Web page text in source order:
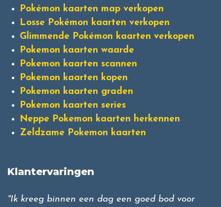
Pokémon kaarten map verkopen
Losse Pokémon kaarten verkopen
Glimmende Pokémon kaarten verkopen
Pokemon kaarten waarde
Pokemon kaarten scannen
Pokemon kaarten kopen
Pokemon kaarten graden
Pokemon kaarten series
Neppe Pokemon kaarten herkennen
Zeldzame Pokemon kaarten
Klantervaringen
"Ik kreeg binnen een dag een goed bod voor